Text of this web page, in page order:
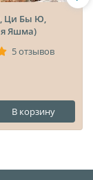
Ци Бы Ю,
Яшма)
5 отзывов
В корзину